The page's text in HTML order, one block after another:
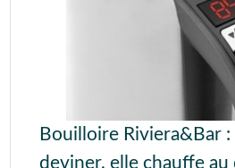
Bouilloire Riviera&Bar
deviner, elle chauffe au